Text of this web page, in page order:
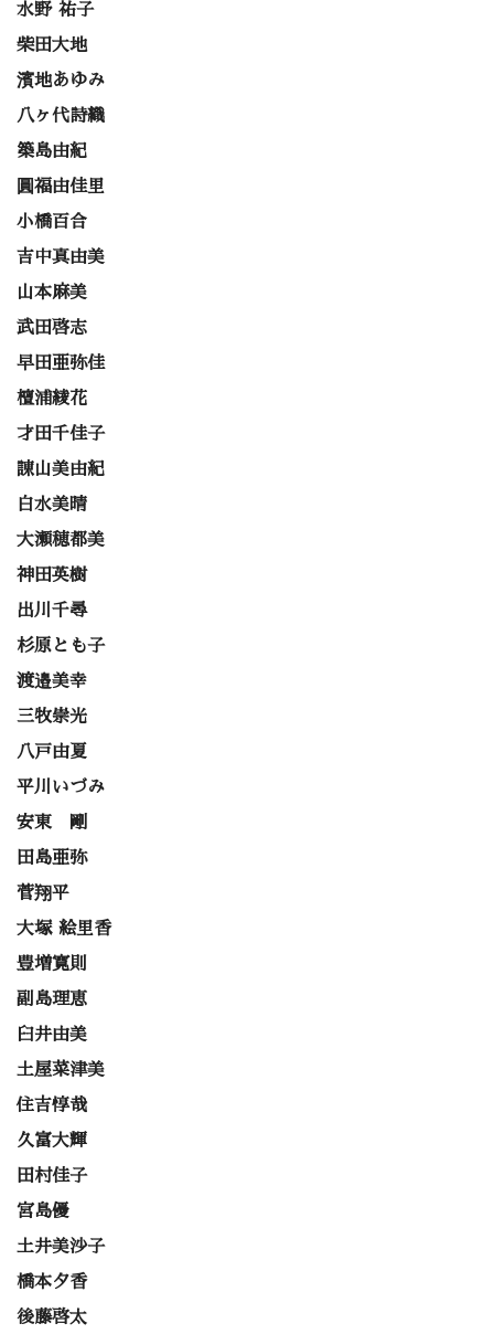
水野 祐子
柴田大地
濱地あゆみ
八ヶ代詩織
築島由紀
圓福由佳里
小橋百合
吉中真由美
山本麻美
武田啓志
早田亜弥佳
檀浦綾花
才田千佳子
諌山美由紀
白水美晴
大瀬穂都美
神田英樹
出川千尋
杉原とも子
渡邉美幸
三牧崇光
八戸由夏
平川いづみ
安東 剛
田島亜弥
菅翔平
大塚 絵里香
豊増寛則
副島理恵
臼井由美
土屋菜津美
住吉惇哉
久富大輝
田村佳子
宮島優
土井美沙子
橋本夕香
後藤啓太